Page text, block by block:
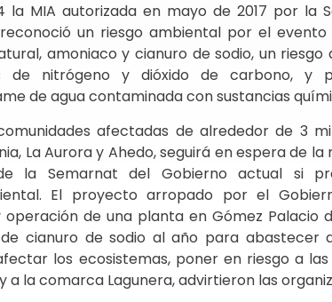
la MIA autorizada en mayo de 2017 por la
un riesgo ambiental por el
amoniaco y cianuro de sodio, un riesgo
de nitrógeno y dióxido de carbono, y
de agua contaminada con sustancias
afectadas de alrededor de 3
La Aurora y Ahedo, seguirá en espera de
la Semarnat del Gobierno actual si
El proyecto arropado por el
de una planta en Gómez Palacio
cianuro de sodio al año para abastecer
los ecosistemas, poner en riesgo a
a la comarca Lagunera, advirtieron las